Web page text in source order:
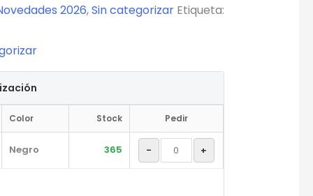
2026,Sin categorizar Etiqueta:
Color Stock Pedir
Negro 365 - +